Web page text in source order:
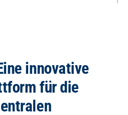
innovative
für die